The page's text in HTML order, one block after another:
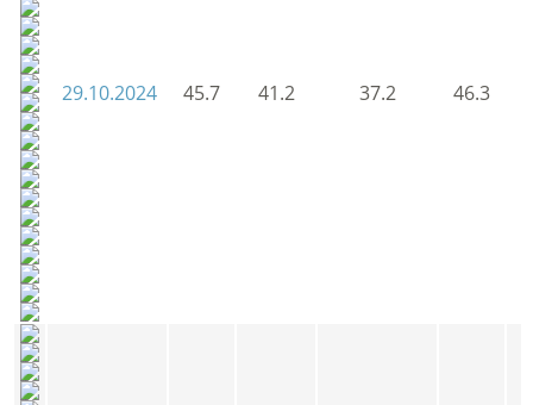
29.10.2024 45.7 41.2 37.2 46.3